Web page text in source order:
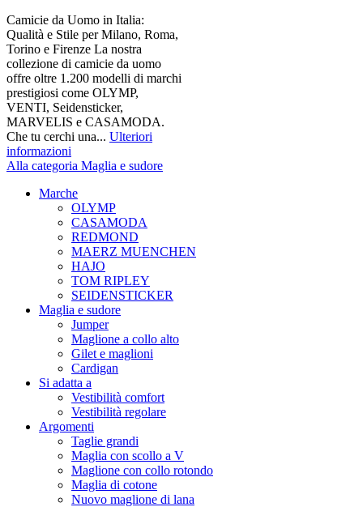
Camicie da Uomo in Italia:
Qualità e Stile per Milano, Roma,
Torino e Firenze La nostra
collezione di camicie da uomo
offre oltre 1.200 modelli di marchi
prestigiosi come OLYMP,
VENTI, Seidensticker,
MARVELIS e CASAMODA.
Che tu cerchi una... Ulteriori
informazioni
Alla categoria Maglia e sudore
Marche
OLYMP
CASAMODA
REDMOND
MAERZ MUENCHEN
HAJO
TOM RIPLEY
SEIDENSTICKER
Maglia e sudore
Jumper
Maglione a collo alto
Gilet e maglioni
Cardigan
Si adatta a
Vestibilità comfort
Vestibilità regolare
Argomenti
Taglie grandi
Maglia con scollo a V
Maglione con collo rotondo
Maglia di cotone
Nuovo maglione di lana